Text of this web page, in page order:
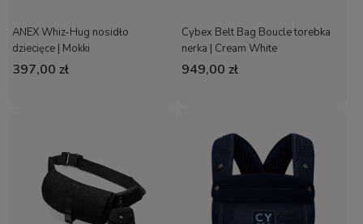
ANEX Whiz-Hug nosidło
dziecięce | Mokki
397,00 zł
Cybex Belt Bag Boucle torebka
nerka | Cream White
949,00 zł